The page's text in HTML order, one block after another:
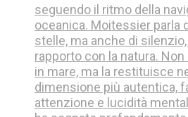
seguendo il ritmo della
oceanica. Moitessier parla
stelle, ma anche di
rapporto con la natura.
in mare, ma la restituisce
dimensione più autentica,
attenzione e lucidità